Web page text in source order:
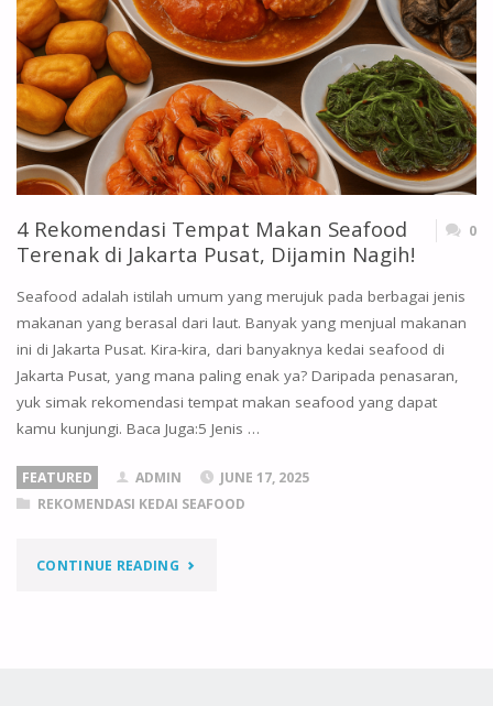
4 Rekomendasi Tempat Makan Seafood
Terenak di Jakarta Pusat, Dijamin Nagih!
0
Seafood adalah istilah umum yang merujuk pada berbagai jenis
makanan yang berasal dari laut. Banyak yang menjual makanan
ini di Jakarta Pusat. Kira-kira, dari banyaknya kedai seafood di
Jakarta Pusat, yang mana paling enak ya? Daripada penasaran,
yuk simak rekomendasi tempat makan seafood yang dapat
kamu kunjungi. Baca Juga:5 Jenis …
FEATURED ADMIN
JUNE 17, 2025
REKOMENDASI KEDAI SEAFOOD
CONTINUE READING"4